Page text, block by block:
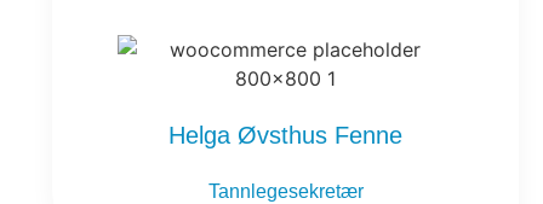
Helga Øvsthus Fenne
Tannlegesekretær